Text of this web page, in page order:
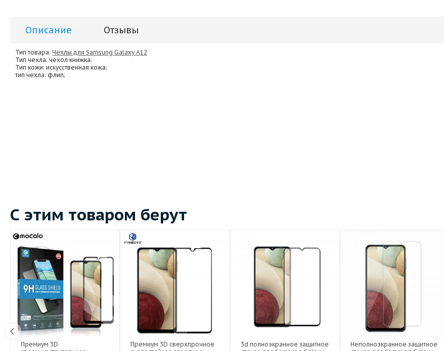
Видео
Описание Отзывы
Тип товара: Чехлы для Samsung Galaxy A12
Тип чехла: чехол книжка;
Тип кожи: искусственная кожа;
тип чехла: флип;
С этим товаром берут
Премиум 3D
Премиум 3D сверхпрочное
3d полноэкранное защитное
Неполноэкранное защитное